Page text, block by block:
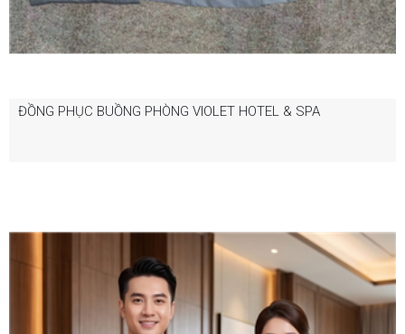
ĐỒNG PHỤC BUỒNG PHÒNG VIOLET HOTEL & SPA